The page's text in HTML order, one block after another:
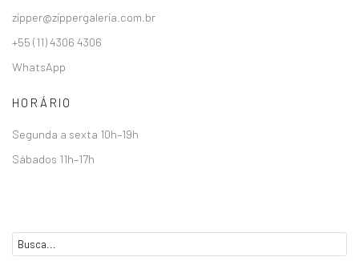
zipper@zippergaleria.com.br
+55 (11) 4306 4306
WhatsApp
HORÁRIO
Segunda a sexta 10h–19h
Sábados 11h–17h